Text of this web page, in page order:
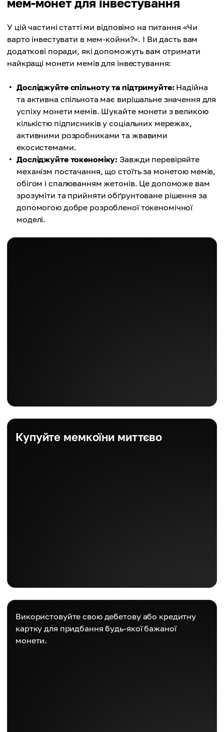
У цій частині статті ми відповімо на питання «Чи
варто інвестувати в мем-койни?». І Ви дасть вам
додаткові поради, які допоможуть вам отримати
найкращі монети мемів для інвестування:
Досліджуйте спільноту та підтримуйте: Надійна
та активна спільнота має вирішальне значення для
успіху монети мемів. Шукайте монети з великою
кількістю підписників у соціальних мережах,
активними розробниками та жвавими
екосистемами.
Досліджуйте токеноміку: Завжди перевіряйте
механізм постачання, що стоїть за монетою мемів,
обігом і спалюванням жетонів. Це допоможе вам
зрозуміти та прийняти обґрунтоване рішення за
допомогою добре розробленої токеномічної
моделі.
Купуйте мемкоїни миттєво
Використовуйте свою дебетову або кредитну
картку для придбання будь-якої бажаної
монети.